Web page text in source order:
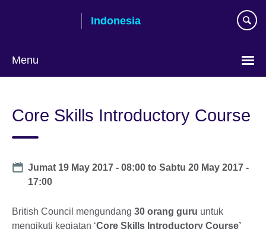
Indonesia
Menu
Core Skills Introductory Course
Date
Jumat 19 May 2017 - 08:00 toSabtu 20 May 2017 -
17:00
British Council mengundang 30 orang guru untuk
mengikuti kegiatan ‘Core Skills Introductory Course’